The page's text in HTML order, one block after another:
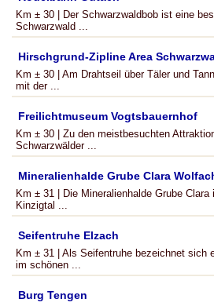
Km ± 30 | Der Schwarzwaldbob ist eine
Schwarzwald ...
Hirschgrund-Zipline Area
Km ± 30 | Am Drahtseil über Täler und
mit der ...
Freilichtmuseum Vogtsbauernhof
Km ± 30 | Zu den meistbesuchten
Schwarzwälder ...
Mineralienhalde Grube Clara
Km ± 31 | Die Mineralienhalde Grube
Kinzigtal ...
Seifentruhe Elzach
Km ± 31 | Als Seifentruhe bezeichnet sich
im schönen ...
Burg Tengen